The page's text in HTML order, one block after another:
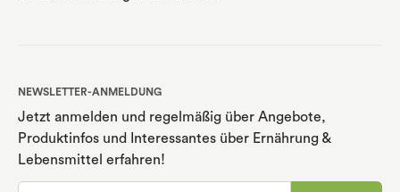
NEWSLETTER-ANMELDUNG
Jetzt anmelden und regelmäßig über Angebote,
Produktinfos und Interessantes über Ernährung &
Lebensmittel erfahren!